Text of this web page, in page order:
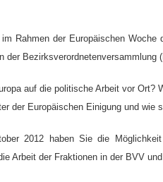
Rahmen der Europäischen
der Bezirksverordnetenversammlung
auf die politische Arbeit vor Ort?
der Europäischen Einigung und
2012 haben Sie die
Arbeit der Fraktionen in der BVV